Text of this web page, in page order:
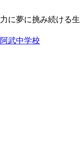
に夢に挑み続ける生
武中学校